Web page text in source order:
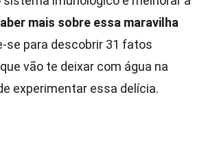
mais sobre essa maravilha
se para descobrir 31 fatos
vão te deixar com água na
experimentar essa delícia.